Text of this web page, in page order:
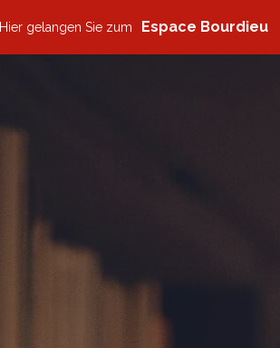
Hier gelangen Sie zum Espace Bourdieu